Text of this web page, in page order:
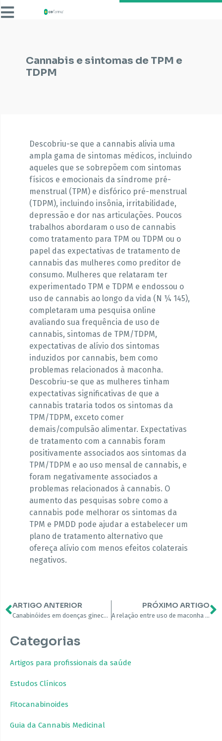
Cannabis e sintomas de TPM e
TDPM
Descobriu-se que a cannabis alivia uma
ampla gama de sintomas médicos, incluindo
aqueles que se sobrepõem com sintomas
físicos e emocionais da síndrome pré-
menstrual (TPM) e disfórico pré-menstrual
(TDPM), incluindo insônia, irritabilidade,
depressão e dor nas articulações. Poucos
trabalhos abordaram o uso de cannabis
como tratamento para TPM ou TDPM ou o
papel das expectativas de tratamento de
cannabis das mulheres como preditor de
consumo. Mulheres que relataram ter
experimentado TPM e TDPM e endossou o
uso de cannabis ao longo da vida (N ¼ 145),
completaram uma pesquisa online
avaliando sua frequência de uso de
cannabis, sintomas de TPM/TDPM,
expectativas de alívio dos sintomas
induzidos por cannabis, bem como
problemas relacionados à maconha.
Descobriu-se que as mulheres tinham
expectativas significativas de que a
cannabis trataria todos os sintomas da
TPM/TDPM, exceto comer
demais/compulsão alimentar. Expectativas
de tratamento com a cannabis foram
positivamente associados aos sintomas da
TPM/TDPM e ao uso mensal de cannabis, e
foram negativamente associados a
problemas relacionados à cannabis. O
aumento das pesquisas sobre como a
cannabis pode melhorar os sintomas da
TPM e PMDD pode ajudar a estabelecer um
plano de tratamento alternativo que
ofereça alívio com menos efeitos colaterais
negativos.
ARTIGO ANTERIOR
Canabinóides em doenças ginecológicas
PRÓXIMO ARTIGO
A relação entre uso de maconha antes do sexo e função sexual em mulheres
Categorias
Artigos para profissionais da saúde
Estudos Clínicos
Fitocanabinoides
Guia da Cannabis Medicinal